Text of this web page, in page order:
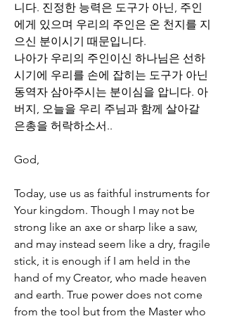
니다. 진정한 능력은 도구가 아닌, 주인
에게 있으며 우리의 주인은 온 천지를 지
으신 분이시기 때문입니다.
나아가 우리의 주인이신 하나님은 선하
시기에 우리를 손에 잡히는 도구가 아닌
동역자 삼아주시는 분이심을 압니다. 아
버지, 오늘을 우리 주님과 함께 살아갈
은총을 허락하소서..
God,
Today, use us as faithful instruments for
Your kingdom. Though I may not be
strong like an axe or sharp like a saw,
and may instead seem like a dry, fragile
stick, it is enough if I am held in the
hand of my Creator, who made heaven
and earth. True power does not come
from the tool but from the Master who